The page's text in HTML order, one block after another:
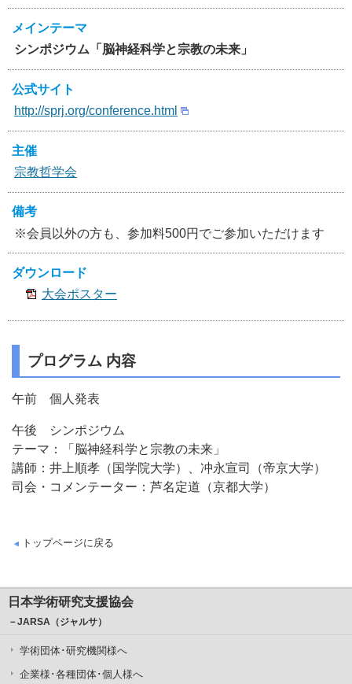
メインテーマ
シンポジウム「脳神経科学と宗教の未来」
公式サイト
http://sprj.org/conference.html
主催
宗教哲学会
備考
※会員以外の方も、参加料500円でご参加いただけます
ダウンロード
大会ポスター
プログラム 内容
午前 個人発表
午後 シンポジウム
テーマ：「脳神経科学と宗教の未来」
講師：井上順孝（国学院大学）、冲永宣司（帝京大学）
司会・コメンテーター：芦名定道（京都大学）
トップページに戻る
日本学術研究支援協会
－JARSA（ジャルサ）
学術団体･研究機関様へ
企業様･各種団体･個人様へ